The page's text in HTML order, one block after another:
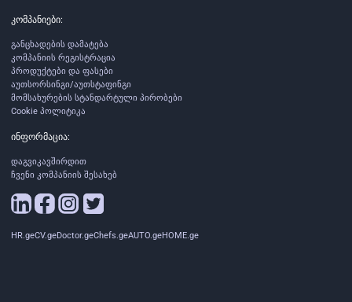
კომპანიები:
განცხადების დამატება
კომპანიის რეგისტრაცია
პროდუქტები და ფასები
აუთსორსინგი/აუთსტაფინგი
მომსახურების სტანდარტული პირობები
Cookie პოლიტიკა
ინფორმაცია:
დაგვიკავშირდით
ჩვენი კომპანიის შესახებ
HR.geCV.geDoctor.geChefs.geAUTO.geHOME.ge